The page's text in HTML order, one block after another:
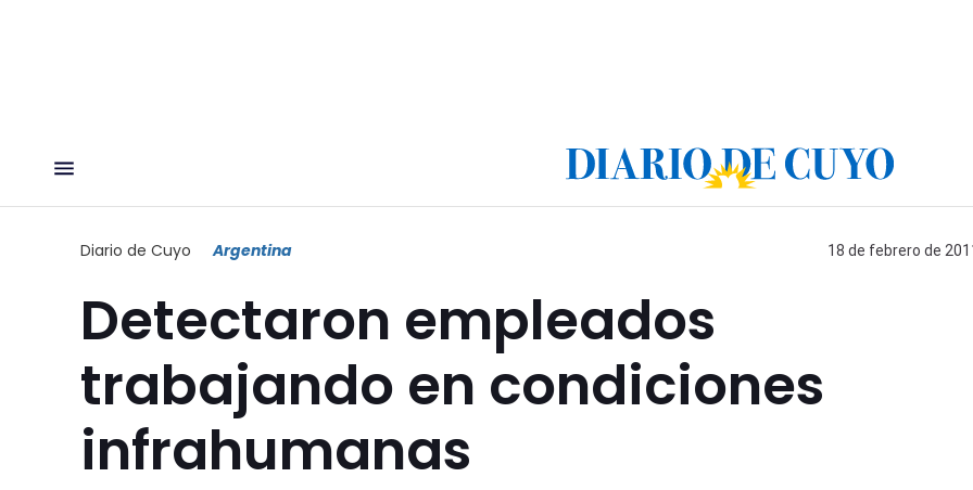
Diario de Cuyo Argentina 18 de febrero de
Detectaron empleados
trabajando en condiciones
infrahumanas